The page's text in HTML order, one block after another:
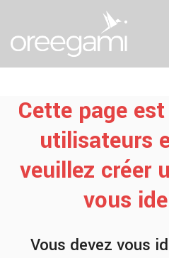
Cette page
utilisateurs
veuillez créer
vous
Vous devez vous